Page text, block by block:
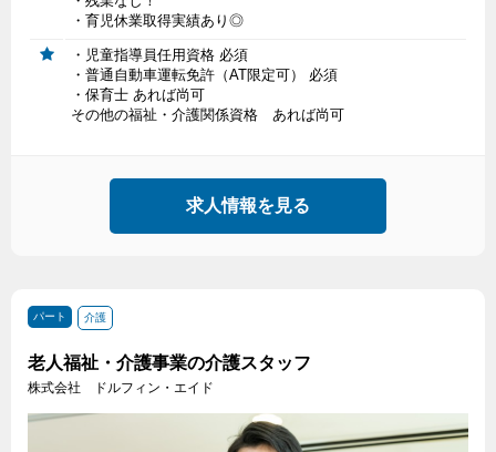
・育児休業取得実績あり◎
・児童指導員任用資格 必須
・普通自動車運転免許（AT限定可） 必須
・保育士 あれば尚可
その他の福祉・介護関係資格 あれば尚可
求人情報を見る
パート 介護
老人福祉・介護事業の介護スタッフ
株式会社 ドルフィン・エイド